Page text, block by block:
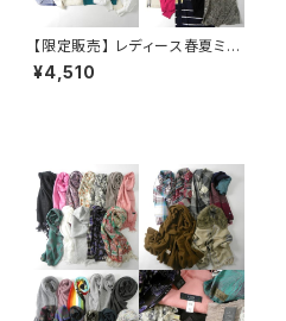
【限定販売】 レディース春夏ミセ
ス系トップスアソート 41点セット
大特価 まとめ売り フリマ 転売
¥4,510